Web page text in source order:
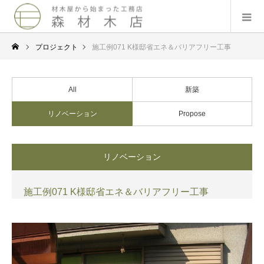
プロジェクト 施工例071 K様邸省エネ＆バリアフリー工事
All 新築
リノベーション Propose
リノベーション
施工例071 K様邸省エネ＆バリアフリー工事